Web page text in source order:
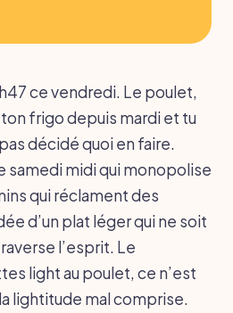
ce vendredi. Le poulet,
ton frigo depuis mardi et tu
décidé quoi en faire.
samedi midi qui monopolise
qui réclament des
d’un plat léger qui ne soit
l’esprit. Le
light au poulet, ce n’est
lightitude mal comprise.